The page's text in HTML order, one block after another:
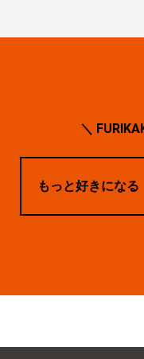
＼
もっと好きになる